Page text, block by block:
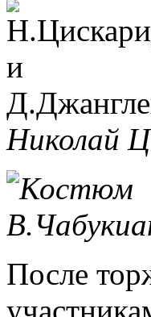
Николай
После